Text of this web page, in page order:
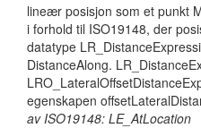
lineær posisjon som et punkt
i forhold til ISO19148, der
datatype
DistanceAlong.
egenskapen
av ISO19148: LE_AtLocation